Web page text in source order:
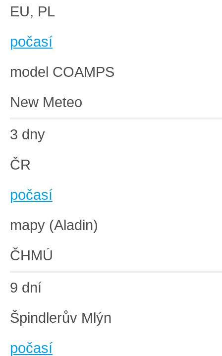
EU, PL
počasí
model COAMPS
New Meteo
3 dny
ČR
počasí
mapy (Aladin)
ČHMÚ
9 dní
Špindlerův Mlýn
počasí